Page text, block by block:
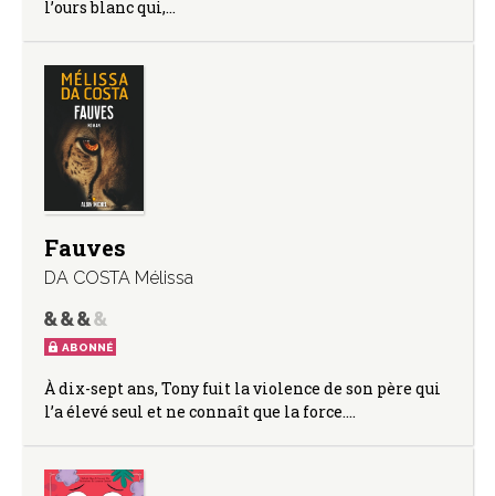
l’ours blanc qui,…
Fauves
DA COSTA Mélissa
ABONNÉ
À dix-sept ans, Tony fuit la violence de son père qui
l’a élevé seul et ne connaît que la force.…